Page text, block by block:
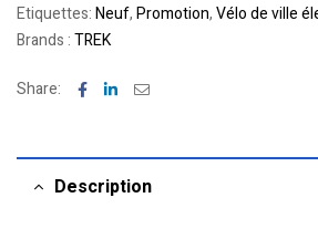
Etiquettes:Neuf,Promotion,Vélo de ville
Brands :TREK
Share: Facebook
LinkedinEmail
Description